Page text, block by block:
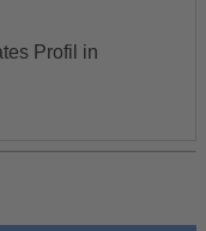
Profil in